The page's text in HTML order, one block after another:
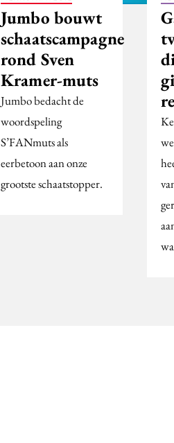
Jumbo bouwt
schaatscampagne
rond Sven
Kramer-muts
Jumbo bedacht de
woordspeling
S’FANmuts als
eerbetoon aan onze
grootste schaatstopper.